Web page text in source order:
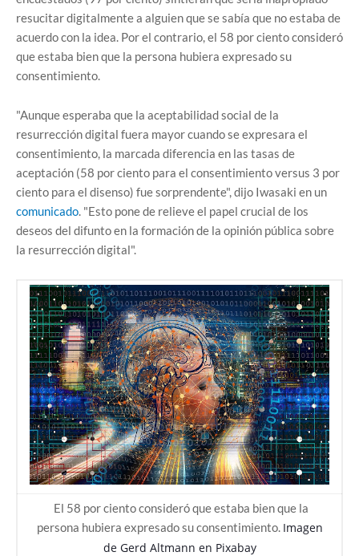
resucitar digitalmente a alguien que se sabía que no estaba de
acuerdo con la idea. Por el contrario, el 58 por ciento consideró
que estaba bien que la persona hubiera expresado su
consentimiento.
"Aunque esperaba que la aceptabilidad social de la
resurrección digital fuera mayor cuando se expresara el
consentimiento, la marcada diferencia en las tasas de
aceptación (58 por ciento para el consentimiento versus 3 por
ciento para el disenso) fue sorprendente", dijo Iwasaki en un
comunicado. "Esto pone de relieve el papel crucial de los
deseos del difunto en la formación de la opinión pública sobre
la resurrección digital".
El 58 por ciento consideró que estaba bien que la
persona hubiera expresado su consentimiento. Imagen
de Gerd Altmann en Pixabay